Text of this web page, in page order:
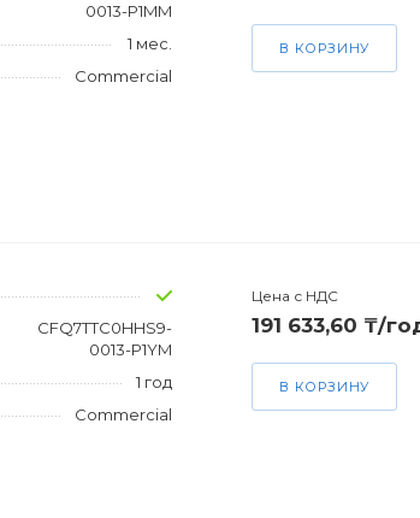
0013-P1MM
1 мес.
Commercial
В КОРЗИНУ
CFQ7TTC0HHS9-
0013-P1YM
1 год
Commercial
Цена с НДС
191 633,60 ₸/
В КОРЗИНУ